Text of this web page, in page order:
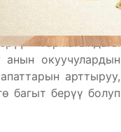
билим берүү
Республикасынын
тармагындагы
анын окуучулардын
арттыруу,
багыт берүү болуп